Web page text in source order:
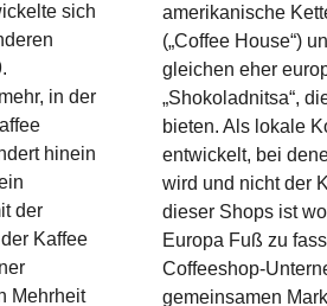
sich
in der
hinein
der
Kaffee
Mehrheit
amerikanische
(„Coffee House“)
gleichen eher
„Shokoladnitsa“,
bieten. Als lokale
entwickelt, bei
wird und nicht der
dieser Shops ist
Europa Fuß zu
Coffeeshop-
gemeinsamen